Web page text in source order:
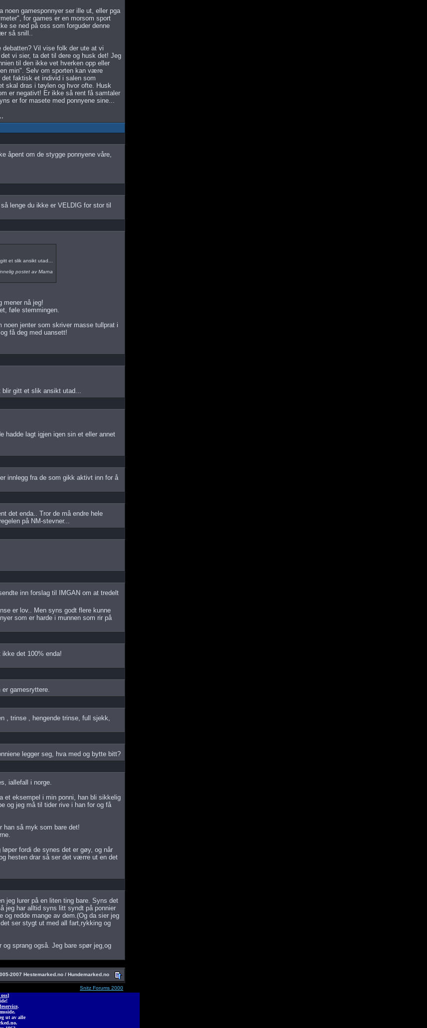
noen gamesponnyer ser ille ut, eller pga
for games er en morsom sport
se ned på oss som forguder denne
så snill..
debatten? Vil vise folk der ute at vi
vi sier, ta det til dere og husk det! Jeg
til den ikke vet hverken opp eller
min". Selv om sporten kan være
faktisk et individ i salen som
skal dras i tøylen og hvor ofte. Husk
er negativt! Er ikke så rent få samtaler
er for masete med ponnyene sine...
åpent om de stygge ponnyene våre,
lenge du ikke er VELDIG for stor til
et slik ansikt utad...
postet av Marna
mener nå jeg!
føle stemmingen.
noen jenter som skriver masse tullprat i
få deg med uansett!
blir gitt et slik ansikt utad...
hadde lagt igjen iqen sin et eller annet
innlegg fra de som gikk aktivt inn for å
det enda.. Tror de må endre hele
på NM-stevner...
inn forslag til IMGAN om at tredelt
er lov.. Men syns godt flere kunne
som er harde i munnen som rir på
ikke det 100% enda!
er gamesryttere.
, trinse , hengende trinse, full sjekk,
legger seg, hva med og bytte bitt?
iallefall i norge.
et eksempel i min ponni, han bli sikkelig
og jeg må til tider rive i han for og få
han så myk som bare det!
fordi de synes det er gøy, og når
hesten drar så ser det værre ut en det
jeg lurer på en liten ting bare. Syns det
jeg har alltid syns litt syndt på ponnier
redde mange av dem.(Og da sier jeg
ser stygt ut med all fart,rykking og
sprang også. Jeg bare spør jeg,og
2007 Hestemarked.no / Hundemarked.no
Snitz Forums 2000
]
.
ut av alle